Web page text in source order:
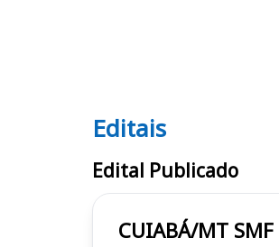
Editais SMF
Editais
Edital Publicado